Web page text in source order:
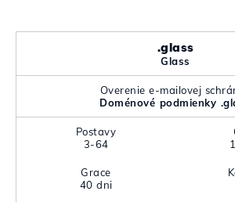
.glass
Glass
Overenie e-mailovej
Doménové podmienky
Postavy
3-64
Grace
40 dni